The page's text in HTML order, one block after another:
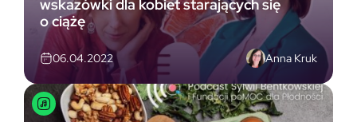
wskazówki dla kobiet starających się
o ciążę
06.04.2022 Anna Kruk